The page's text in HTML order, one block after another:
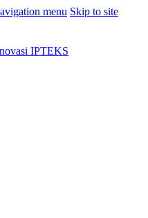
menu Skip to site
IPTEKS